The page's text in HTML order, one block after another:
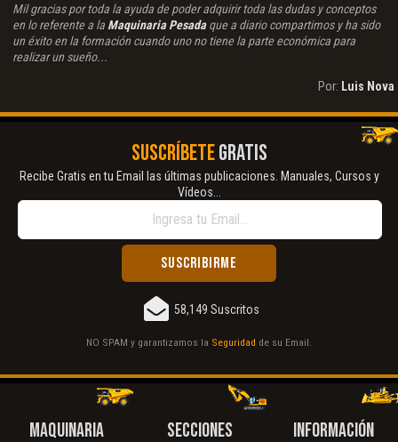
Mil gracias por toda la ayuda de poder adquirir toda las dudas y conceptos
en lo referente a la Maquinaria Pesadaque a diario compartimos y ha sido
un éxito en la formación cuando uno no tiene la parte económica para
realizar un sueño...
Por: Luis Nova
SUSCRÍBETEGRATIS
Recibe Gratis en tu Email las últimas publicaciones. Manuales, Cursos y
Vídeos...
58,149 Suscritos
NO SPAM y garantizamos la Seguridad de su Email.
MAQUINARIA
SECCIONES
INFORMACIÓN